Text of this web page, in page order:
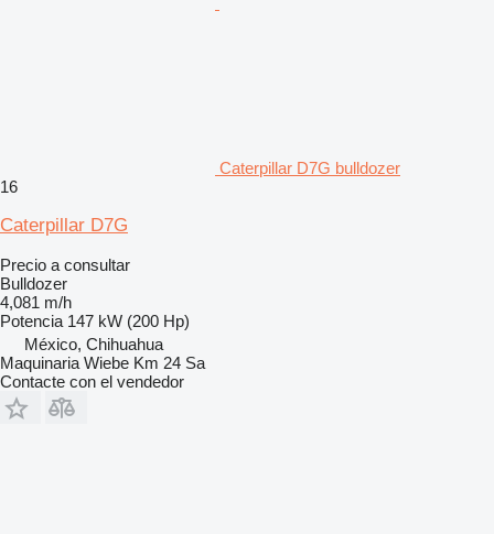
Caterpillar D7G bulldozer
16
Caterpillar D7G
Precio a consultar
Bulldozer
4,081 m/h
Potencia 147 kW (200 Hp)
México, Chihuahua
Maquinaria Wiebe Km 24 Sa
Contacte con el vendedor